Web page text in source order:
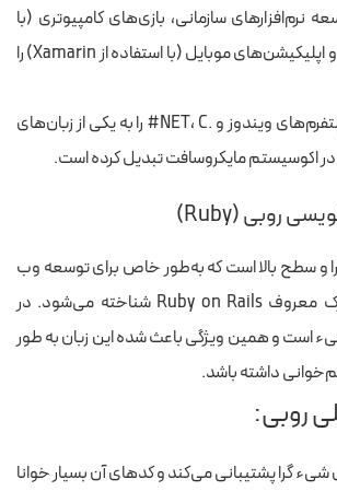
نرم‌افزارهای سازمانی، بازی‌های کامپیوتری (با
استفاده از Unity)، و اپلیکیشن‌های موبایل (با استفاده از Xamarin) را
ادغام مستقیم با پلتفرم‌های ویندوز و .NET، C# را به یکی از زبان‌های
اکوسیستم مایکروسافت تبدیل کرده است.
و سطح بالا است که به‌طور خاص برای توسعه وب
با استفاده از فریم‌ورک معروف Ruby on Rails شناخته می‌شود. در
است و همین ویژگی باعث شده این زبان به طور
روبی:
شیء گرا پشتیبانی می‌کند و کدهای آن بسیار خوانا